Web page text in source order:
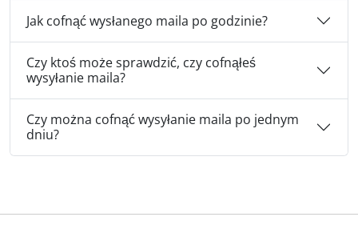
Jak cofnąć wysłanego maila po godzinie?
Czy ktoś może sprawdzić, czy cofnąłeś
wysyłanie maila?
Czy można cofnąć wysyłanie maila po jednym
dniu?